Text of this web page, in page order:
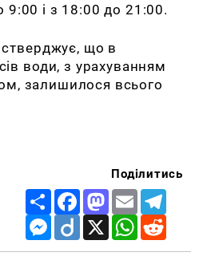
9:00 і з 18:00 до 21:00.
що в
води, з урахуванням
залишилося всього
Поділитись
Share FacebookMastodon
Email
Messenger
Diigo X WhatsApp